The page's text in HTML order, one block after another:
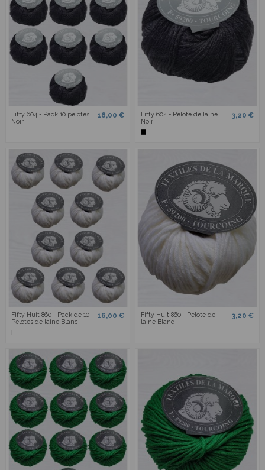
Fifty 604 - Pack 10 pelotes
Noir
16,00 €
Fifty 604 - Pelote de laine
Noir
3,20 €
Fifty Huit 860 - Pack de 10
Pelotes de laine Blanc
16,00 €
Fifty Huit 860 - Pelote de
laine Blanc
3,20 €